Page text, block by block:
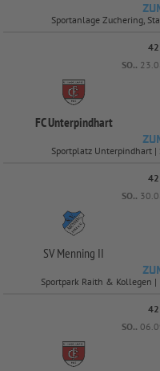
Sportanlage Zuchering,
SO..
FC Unterpindhart
Sportplatz Unterpindhart
SO..
SV Menning II
Sportpark Raith & Kollegen
SO..